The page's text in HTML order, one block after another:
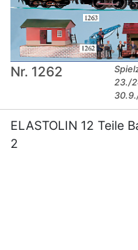
Nr. 1262
23./
ELASTOLIN 12 Teile
2